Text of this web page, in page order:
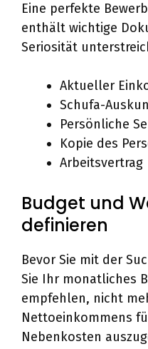
Eine perfekte
enthält wichtige
Seriosität
Aktueller
Schufa-
Persönliche
Kopie des
Arbeitsvertrag
Budget und
definieren
Bevor Sie mit der
Sie Ihr monatliches
empfehlen, nicht
Nettoeinkommens
Nebenkosten